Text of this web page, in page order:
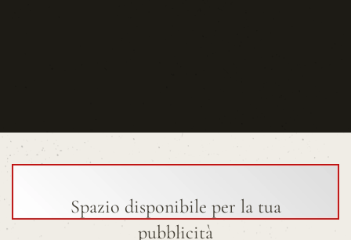
Spazio disponibile per la tua
pubblicità